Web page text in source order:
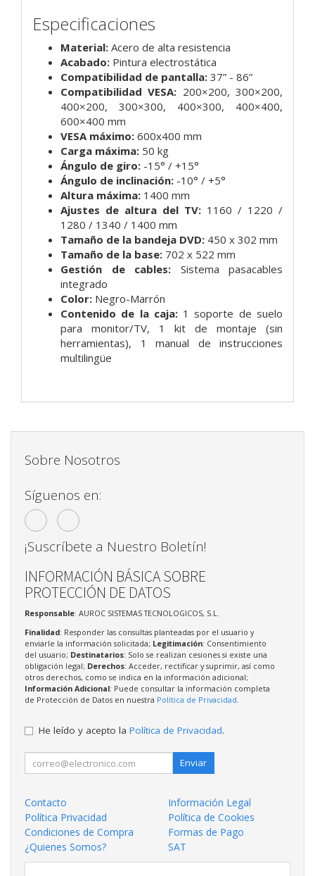
Especificaciones
Material: Acero de alta resistencia
Acabado: Pintura electrostática
Compatibilidad de pantalla: 37” - 86”
Compatibilidad VESA: 200×200, 300×200,
400×200, 300×300, 400×300, 400×400,
600×400 mm
VESA máximo: 600x400 mm
Carga máxima: 50 kg
Ángulo de giro: -15° / +15°
Ángulo de inclinación: -10° / +5°
Altura máxima: 1400 mm
Ajustes de altura del TV: 1160 / 1220 /
1280 / 1340 / 1400 mm
Tamaño de la bandeja DVD: 450 x 302 mm
Tamaño de la base: 702 x 522 mm
Gestión de cables: Sistema pasacables
integrado
Color: Negro-Marrón
Contenido de la caja:1 soporte de suelo
para monitor/TV, 1 kit de montaje (sin
herramientas), 1 manual de instrucciones
multilingüe
Sobre Nosotros
Síguenos en:
¡Suscríbete a Nuestro Boletín!
INFORMACIÓN BÁSICA SOBRE
PROTECCIÓN DE DATOS
Responsable: AUROC SISTEMAS TECNOLOGICOS, S.L.
Finalidad: Responder las consultas planteadas por el usuario y
enviarle la información solicitada; Legitimación: Consentimiento
del usuario; Destinatarios: Solo se realizan cesiones si existe una
obligación legal; Derechos: Acceder, rectificar y suprimir, así como
otros derechos, como se indica en la información adicional;
Información Adicional: Puede consultar la información completa
de Protección de Datos en nuestra Política de Privacidad
He leído y acepto la Política de Privacidad.
Enviar
Contacto
Información Legal
Política Privacidad
Política de Cookies
Condiciones de Compra
Formas de Pago
¿Quienes Somos?
SAT